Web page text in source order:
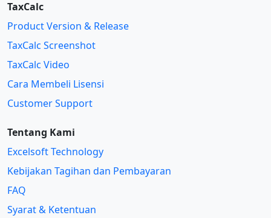
TaxCalc
Product Version & Release
TaxCalc Screenshot
TaxCalc Video
Cara Membeli Lisensi
Customer Support
Tentang Kami
Excelsoft Technology
Kebijakan Tagihan dan Pembayaran
FAQ
Syarat & Ketentuan